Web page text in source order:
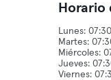
Horario
Lunes:
Martes:
Miércoles:
Jueves:
Viernes: